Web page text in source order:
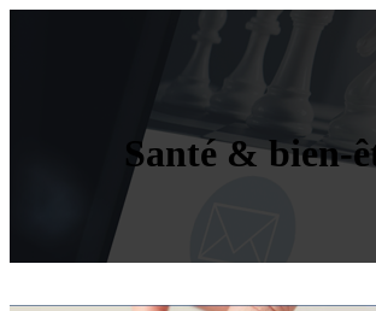
Santé & bien-